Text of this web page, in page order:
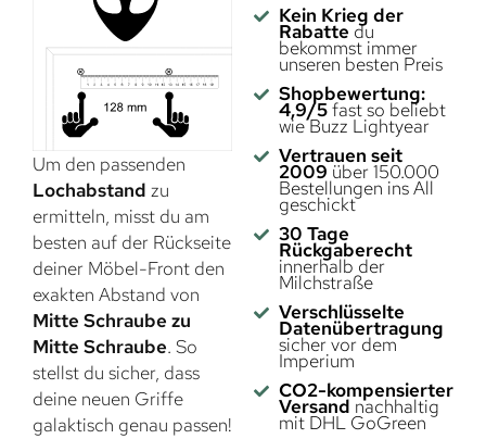
Um den passenden
Lochabstand zu
ermitteln, misst du am
besten auf der Rückseite
deiner Möbel-Front den
exakten Abstand von
Mitte Schraube zu
Mitte Schraube. So
stellst du sicher, dass
deine neuen Griffe
galaktisch genau passen!
Kein Krieg der
Rabatte du
bekommst immer
unseren besten Preis
Shopbewertung:
4,9/5fast so beliebt
wie Buzz Lightyear
Vertrauen seit
2009 über 150.000
Bestellungen ins All
geschickt
30 Tage
Rückgaberecht
innerhalb der
Milchstraße
Verschlüsselte
Datenübertragung
sicher vor dem
Imperium
CO2-kompensierter
Versand nachhaltig
mit DHL GoGreen